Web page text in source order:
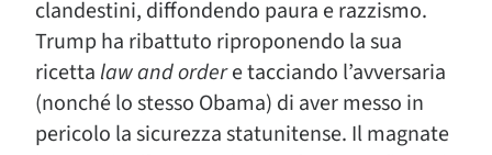
clandestini, diffondendo paura e razzismo.
Trump ha ribattuto riproponendo la sua
ricetta law and ordere tacciando l’avversaria
(nonché lo stesso Obama) di aver messo in
pericolo la sicurezza statunitense. Il magnate